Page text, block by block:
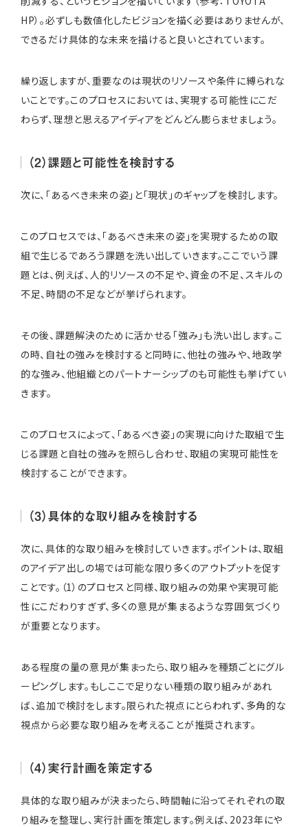
HP）。必ずしも数値化したビジョンを描く必要はありませんが、
できるだけ具体的な未来を描けると良いとされています。
繰り返しますが、重要なのは現状のリソースや条件に縛られな
いことです。このプロセスにおいては、実現する可能性にこだ
わらず、理想と思えるアイディアをどんどん膨らませましょう。
（2）課題と可能性を検討する
次に、「あるべき未来の姿」と「現状」のギャップを検討します。
このプロセスでは、「あるべき未来の姿」を実現するための取
組で生じるであろう課題を洗い出していきます。ここでいう課
題とは、例えば、人的リソースの不足や、資金の不足、スキルの
不足、時間の不足などが挙げられます。
その後、課題解決のために活かせる「強み」も洗い出します。こ
の時、自社の強みを検討すると同時に、他社の強みや、地政学
的な強み、他組織とのパートナーシップのも可能性も挙げてい
きます。
このプロセスによって、「あるべき姿」の実現に向けた取組で生
じる課題と自社の強みを照らし合わせ、取組の実現可能性を
検討することができます。
（3）具体的な取り組みを検討する
次に、具体的な取り組みを検討していきます。ポイントは、取組
のアイデア出しの場では可能な限り多くのアウトプットを促す
ことです。（1）のプロセスと同様、取り組みの効果や実現可能
性にこだわりすぎず、多くの意見が集まるような雰囲気づくり
が重要となります。
ある程度の量の意見が集まったら、取り組みを種類ごとにグル
ーピングします。もしここで足りない種類の取り組みがあれ
ば、追加で検討をします。限られた視点にとらわれず、多角的な
視点から必要な取り組みを考えることが推奨されます。
（4）実行計画を策定する
具体的な取り組みが決まったら、時間軸に沿ってそれぞれの取
り組みを整理し、実行計画を策定します。例えば、2023年にや